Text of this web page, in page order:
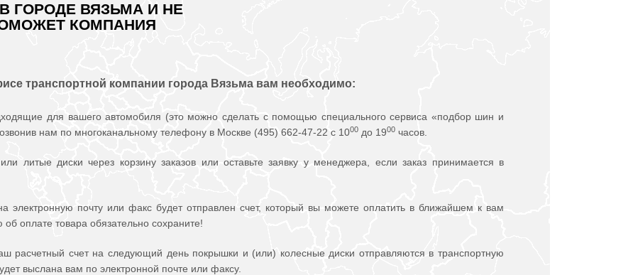
ГОРОДЕ ВЯЗЬМА И НЕ
КОМПАНИЯ
транспортной компании города Вязьма вам необходимо:
для вашего автомобиля (это можно сделать с помощью специального сервиса «подбор шин и
нам по многоканальному телефону в Москве (495) 662-47-22 с 1000 до 1900 часов.
литые диски через корзину заказов или оставьте заявку у менеджера, если заказ принимается в
электронную почту или факс будет отправлен счет, который вы можете оплатить в ближайшем к вам
оплате товара обязательно сохраните!
расчетный счет на следующий день покрышки и (или) колесные диски отправляются в транспортную
выслана вам по электронной почте или факсу.